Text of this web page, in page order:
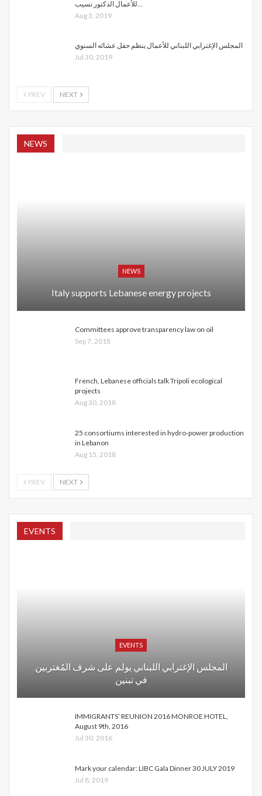
Aug 3, 2019
المجلس الإغترابي اللبناني للأعمال ينظم حفل عشائه السنوي
Jul 30, 2019
PREV NEXT
NEWS
NEWS
Italy supports Lebanese energy projects
Committees approve transparency law on oil
Sep 7, 2018
French, Lebanese officials talk Tripoli ecological
projects
Aug 30, 2018
25 consortiums interested in hydro-power production
in Lebanon
Aug 15, 2018
PREV NEXT
EVENTS
EVENTS
المجلس الإغترابي اللبناني يولم على شرف المُغتربين
في تبنين
IMMIGRANTS’ REUNION 2016 MONROE HOTEL,
August 9th, 2016
Jul 30, 2016
Mark your calendar: LIBC Gala Dinner 30 JULY 2019
Jul 8, 2019